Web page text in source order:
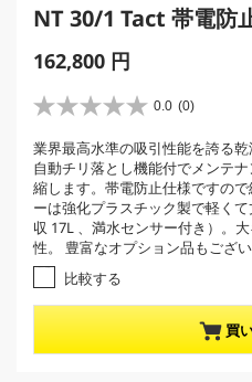
NT 30/1 Tact 帯電防
C
r
e
n
t
p
r
d
u
c
162,800 円
0.0 (0)
星
.
0
／
5
個
で
。
業界最高水準の吸引性能を誇る
自動チリ落とし機能付でメンテ
縮します。帯電防止仕様ですの
ーは強化プラスチック製で軽く
収 17L 、満水センサー付き）。
性。 豊富なオプション品もござい
比較する
買